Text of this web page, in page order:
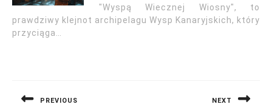
"Wyspą Wiecznej Wiosny", to
prawdziwy klejnot archipelagu Wysp Kanaryjskich, który
przyciąga…
PREVIOUS NEXT